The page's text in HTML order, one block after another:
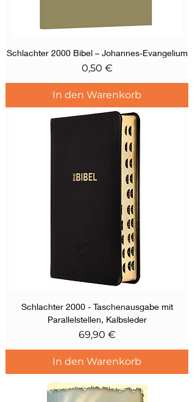
Schlachter 2000 Bibel – Johannes-Evangelium
Preis
0,50 €
In den Warenkorb
Schlachter 2000 - Taschenausgabe mit
Parallelstellen, Kalbsleder
Preis
69,90 €
In den Warenkorb